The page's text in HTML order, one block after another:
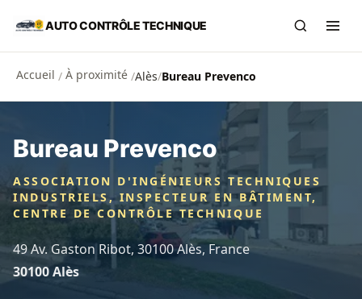
Aller au contenu principal
AUTO CONTRÔLE TECHNIQUE
Accueil / À proximité /Alès/Bureau Prevenco
Bureau Prevenco
ASSOCIATION D'INGÉNIEURS TECHNIQUES
INDUSTRIELS, INSPECTEUR EN BÂTIMENT,
CENTRE DE CONTRÔLE TECHNIQUE
49 Av. Gaston Ribot, 30100 Alès, France
30100 Alès